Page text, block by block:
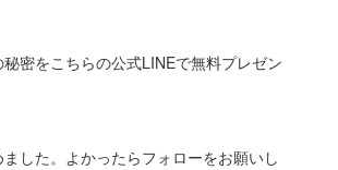
密をこちらの公式LINEで無料プレゼン
した。よかったらフォローをお願いし